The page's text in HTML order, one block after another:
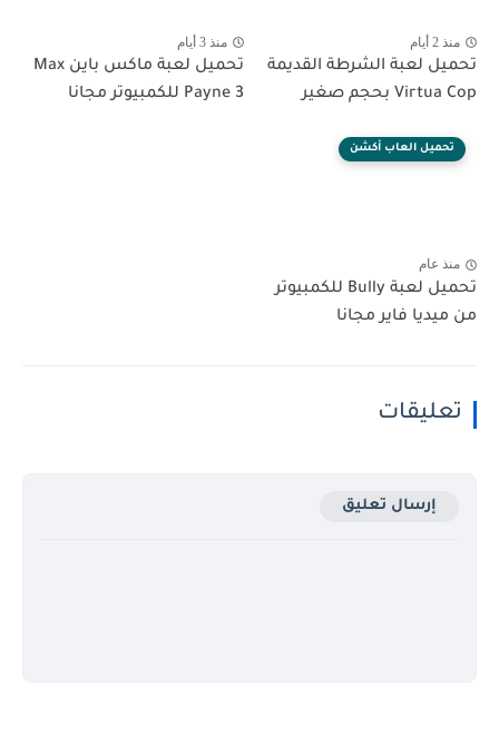
منذ 2 أيام
تحميل لعبة الشرطة القديمة
Virtua Cop بحجم صغير
منذ 3 أيام
تحميل لعبة ماكس باين Max
Payne 3 للكمبيوتر مجانا
تحميل العاب أكشن
منذ عام
تحميل لعبة Bully للكمبيوتر
من ميديا فاير مجانا
تعليقات
إرسال تعليق